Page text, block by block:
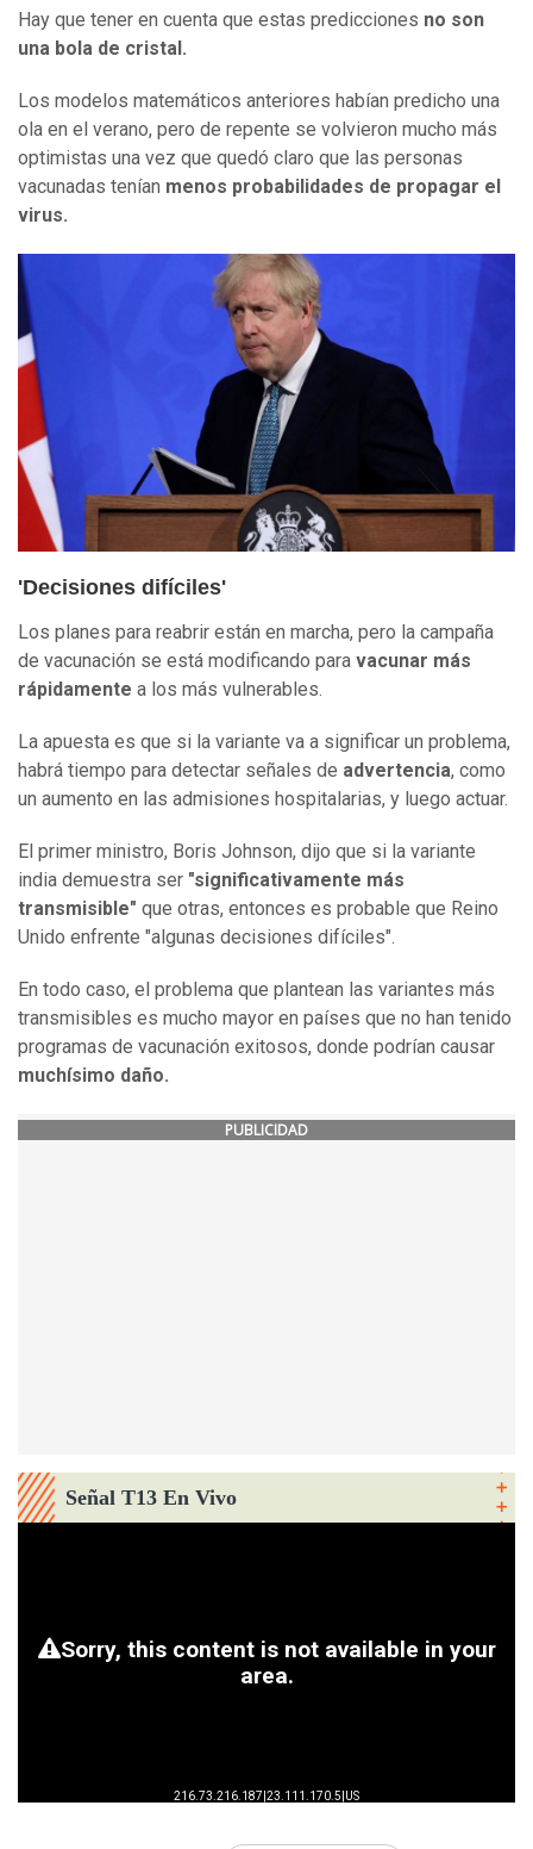
Hay que tener en cuenta que estas predicciones no son
una bola de cristal.
Los modelos matemáticos anteriores habían predicho una
ola en el verano, pero de repente se volvieron mucho más
optimistas una vez que quedó claro que las personas
vacunadas tenían menos probabilidades de propagar el
virus.
'Decisiones difíciles'
Los planes para reabrir están en marcha, pero la campaña
de vacunación se está modificando para vacunar más
rápidamente a los más vulnerables.
La apuesta es que si la variante va a significar un problema,
habrá tiempo para detectar señales de advertencia, como
un aumento en las admisiones hospitalarias, y luego actuar.
El primer ministro, Boris Johnson, dijo que si la variante
india demuestra ser "significativamente más
transmisible" que otras, entonces es probable que Reino
Unido enfrente "algunas decisiones difíciles".
En todo caso, el problema que plantean las variantes más
transmisibles es mucho mayor en países que no han tenido
programas de vacunación exitosos, donde podrían causar
muchísimo daño.
PUBLICIDAD
Señal T13 En Vivo